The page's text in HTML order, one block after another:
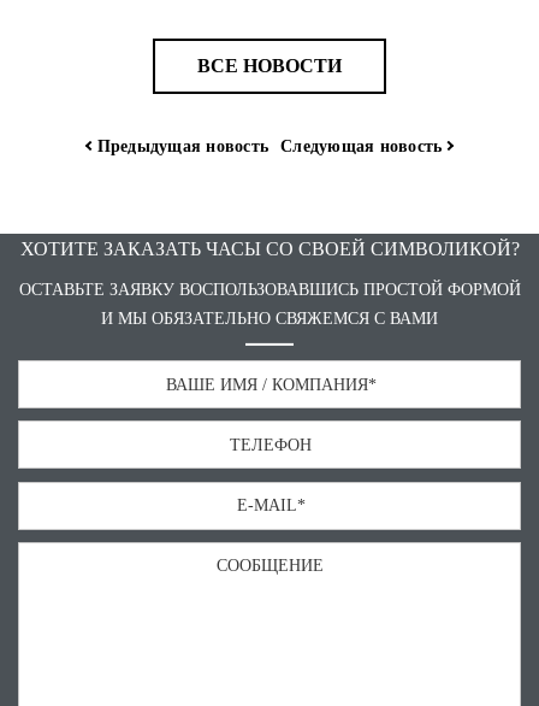
ВСЕ НОВОСТИ
Предыдущая новость Следующая новость
ХОТИТЕ ЗАКАЗАТЬ ЧАСЫ СО СВОЕЙ СИМВОЛИКОЙ?
ОСТАВЬТЕ ЗАЯВКУ ВОСПОЛЬЗОВАВШИСЬ ПРОСТОЙ ФОРМОЙ
И МЫ ОБЯЗАТЕЛЬНО СВЯЖЕМСЯ С ВАМИ